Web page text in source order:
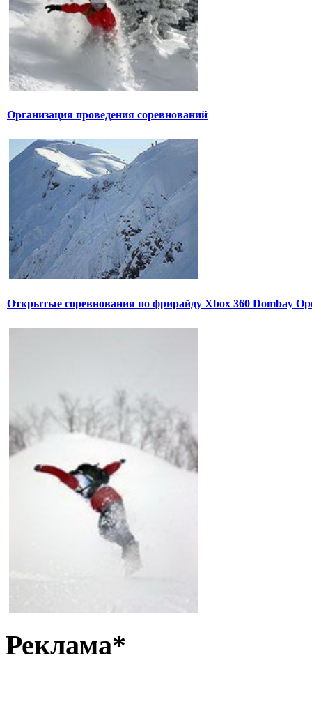
Организация проведения соревнований
Открытые соревнования по фрирайду Xbox 360 Dombay
Реклама*